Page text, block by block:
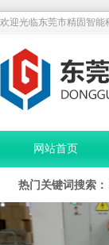
欢迎光临东莞市精固智能
网站首页
热门关键词搜索：